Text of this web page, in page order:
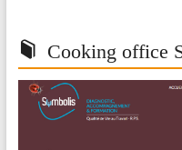
Cooking office